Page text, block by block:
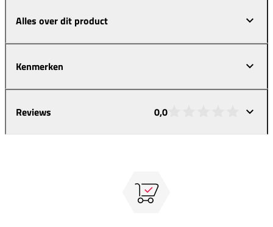
Alles over dit product
Kenmerken
Reviews 0,0